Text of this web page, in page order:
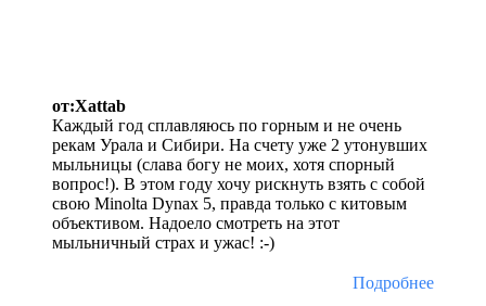
от:Xattab
Каждый год сплавляюсь по горным и не очень
рекам Урала и Сибири. На счету уже 2 утонувших
мыльницы (слава богу не моих, хотя спорный
вопрос!). В этом году хочу рискнуть взять с собой
свою Minolta Dynax 5, правда только с китовым
объективом. Надоело смотреть на этот
мыльничный страх и ужас! :-)
Подробнее